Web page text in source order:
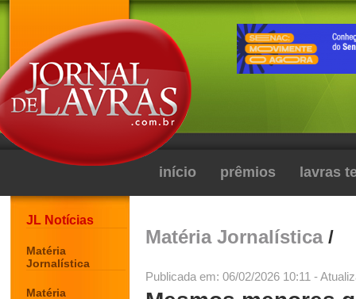
início prêmios lavras
JL Notícias
Matéria
Jornalística
Matéria
Matéria Jornalística/
Publicada em: 06/02/2026 10:11 -